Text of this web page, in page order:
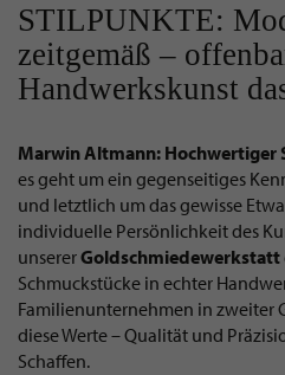
STILPUNKTE:
zeitgemäß –
Handwerkskunst
Marwin Altmann: Hochwertiger
es geht um ein gegenseitiges
und letztlich um das gewisse
individuelle Persönlichkeit des
unsererGoldschmiedewerkstatt
Schmuckstücke in echter
Familienunternehmen in zweiter
diese Werte – Qualität und
Schaffen.